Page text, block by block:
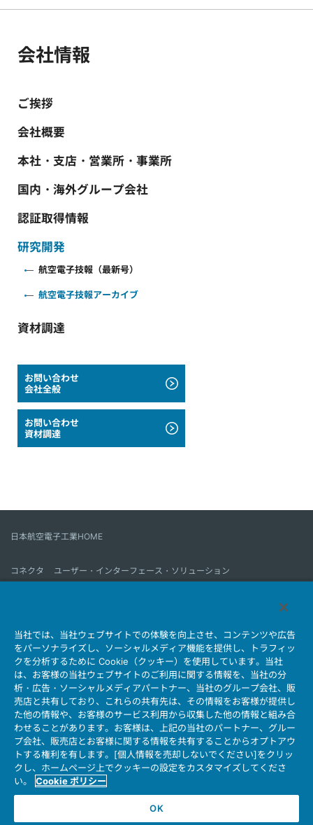
会社情報
ご挨拶
会社概要
本社・支店・営業所・事業所
国内・海外グループ会社
認証取得情報
研究開発
航空電子技報（最新号）
航空電子技報アーカイブ
資材調達
お問い合わせ
会社全般
お問い合わせ
資材調達
日本航空電子工業HOME
コネクタ
ユーザー・インターフェース・ソリューション
会社情報 サステナビリティ IR情報 採用情報
会社情報新着一覧
製品情報新着一覧
サイトマップ お問い合わせ
個人情報保護ポリシー
JAE Cookie Policy
ウェブアクセシビリティ方針
マイナンバー情報保護ポリシー
当社ウェブサイトのご利用について
ソーシャルメディア公式アカウント運用ポリシー
当社では、当社ウェブサイトでの体験を向上させ、コンテンツや広告
をパーソナライズし、ソーシャルメディア機能を提供し、トラフィッ
クを分析するために Cookie（クッキー）を使用しています。当社
は、お客様の当社ウェブサイトのご利用に関する情報を、当社の分
析・広告・ソーシャルメディアパートナー、当社のグループ会社、販
売店と共有しており、これらの共有先は、その情報をお客様が提供し
た他の情報や、お客様のサービス利用から収集した他の情報と組み合
わせることがあります。お客様は、上記の当社のパートナー、グルー
プ会社、販売店とお客様に関する情報を共有することからオプトアウ
トする権利を有します。[個人情報を売却しないでください]をクリッ
クし、ホームページ上でクッキーの設定をカスタマイズしてくださ
い。
Cookie ポリシー
OK